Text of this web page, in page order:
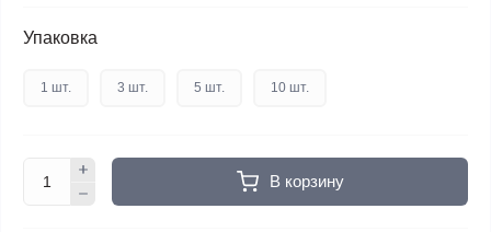
Упаковка
1 шт. 3 шт. 5 шт. 10 шт.
В корзину